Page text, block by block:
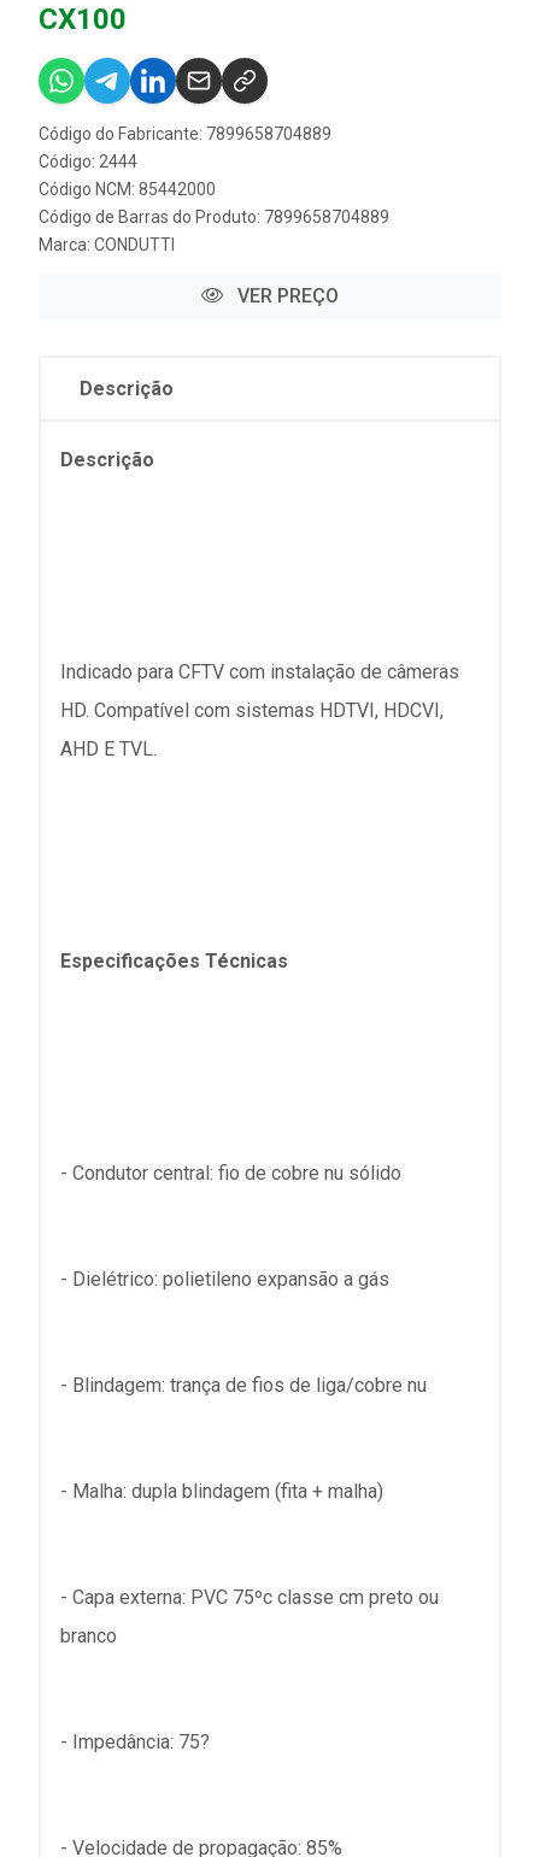
CX100
Código do Fabricante: 7899658704889
Código: 2444
Código NCM: 85442000
Código de Barras do Produto: 7899658704889
Marca: CONDUTTI
VER PREÇO
Descrição
Descrição
Indicado para CFTV com instalação de câmeras
HD. Compatível com sistemas HDTVI, HDCVI,
AHD E TVL.
Especificações Técnicas
- Condutor central: fio de cobre nu sólido
- Dielétrico: polietileno expansão a gás
- Blindagem: trança de fios de liga/cobre nu
- Malha: dupla blindagem (fita + malha)
- Capa externa: PVC 75ºc classe cm preto ou
branco
- Impedância: 75?
- Velocidade de propagação: 85%